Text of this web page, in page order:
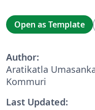
Open as Template
Author:
Aratikatla
Kommuri
Last Updated: